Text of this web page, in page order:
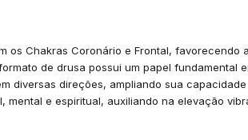
os Chakras Coronário e Frontal, favorecendo a
de drusa possui um papel fundamental
diversas direções, ampliando sua capacidade
e espiritual, auxiliando na elevação